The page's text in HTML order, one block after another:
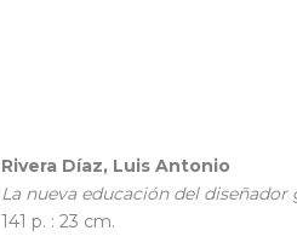
Rivera Díaz, Luis Antonio
La nueva educación del diseñador
141 p. : 23 cm.